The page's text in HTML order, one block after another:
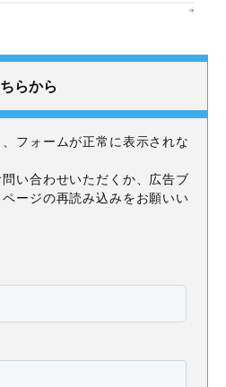
らから
フォームが正常に表示されな
い合わせいただくか、広告ブ
ージの再読み込みをお願いい